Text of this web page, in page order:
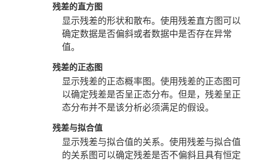
残差的直方图
显示残差的形状和散布。使用残差直方图可以
确定数据是否偏斜或者数据中是否存在异常
值。
残差的正态图
显示残差的正态概率图。使用残差的正态图可
以确定残差是否呈正态分布。但是，残差呈正
态分布并不是该分析必须满足的假设。
残差与拟合值
显示残差与拟合值的关系。使用残差与拟合值
的关系图可以确定残差是否不偏斜且具有恒定